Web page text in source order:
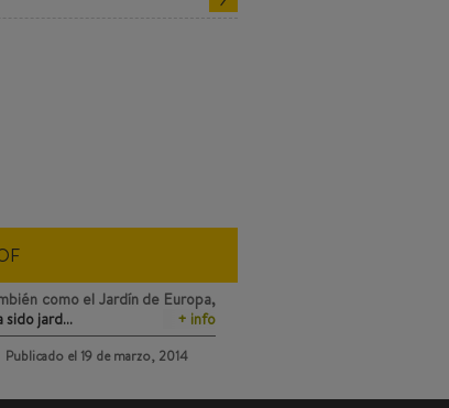
como el Jardín de Europa,
sido jard… + info
Publicado el 19 de marzo, 2014